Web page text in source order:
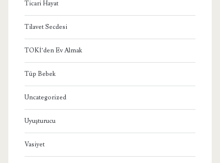
Ticari Hayat
Tilavet Secdesi
TOKİ’den Ev Almak
Tüp Bebek
Uncategorized
Uyuşturucu
Vasiyet